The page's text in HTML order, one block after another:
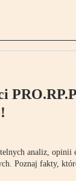
analiz, opinii
Poznaj fakty,